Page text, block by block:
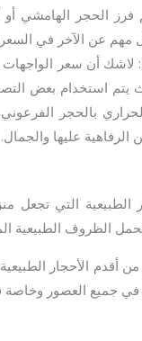
فرز الحجر الهامشي أو
مهم عن الآخر في السعر
لاشك أن سعر
استخدام بعض
بالحجر
الرفاهية عليها والجمال.
الطبيعية التي تجعل
الظروف الطبيعية
أقدم الأحجار
جميع العصور وخاصة